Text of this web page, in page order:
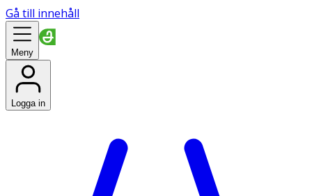
Gå till innehåll
Meny
Logga in